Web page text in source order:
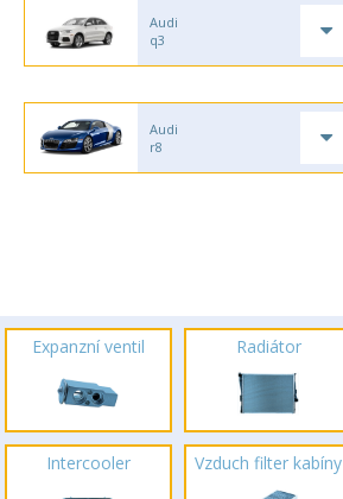
Audi
q3
Audi
r8
Expanzní ventil Radiátor
Intercooler Vzduch filter kabíny